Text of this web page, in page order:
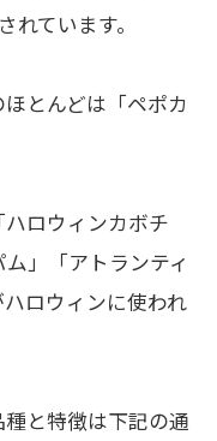
ています。
とんどは「ペポカ
ロウィンカボチ
」「アトランティ
ロウィンに使われ
と特徴は下記の通